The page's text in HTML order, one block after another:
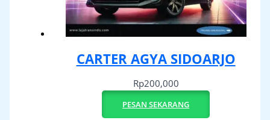
CARTER AGYA SIDOARJO
Rp200,000
PESAN SEKARANG